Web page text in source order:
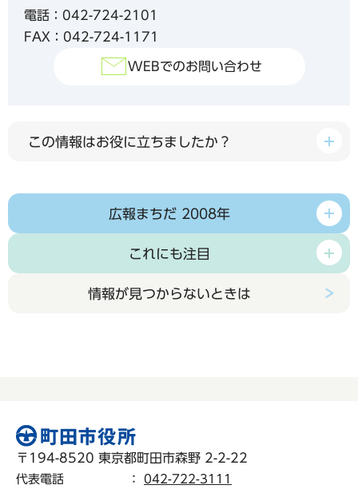
電話：042-724-2101
FAX：042-724-1171
WEBでのお問い合わせ
この情報はお役に立ちましたか？
広報まちだ 2008年
これにも注目
情報が見つからないときは
〒194-8520 東京都町田市森野 2-2-22
代表電話 ： 042-722-3111